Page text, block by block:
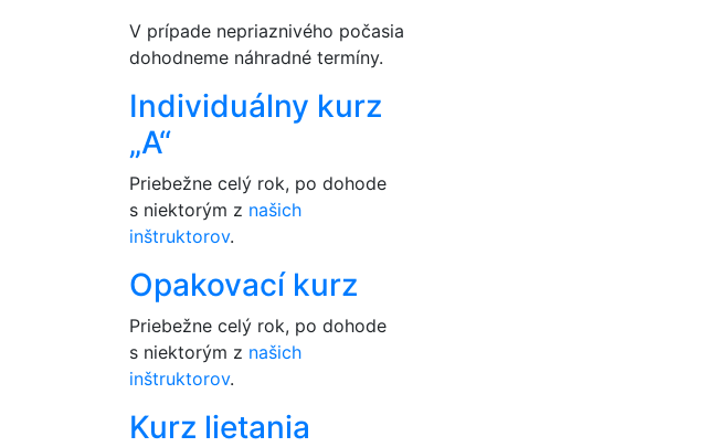
V prípade nepriaznivého počasia
dohodneme náhradné termíny.
Individuálny kurz
„A“
Priebežne celý rok, po dohode
s niektorým z našich
inštruktorov.
Opakovací kurz
Priebežne celý rok, po dohode
s niektorým z našich
inštruktorov.
Kurz lietania